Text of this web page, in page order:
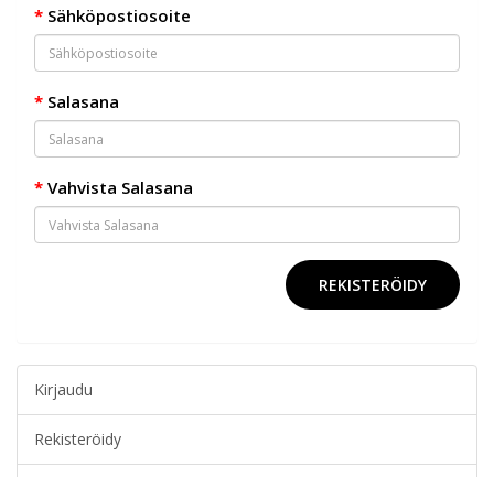
Sähköpostiosoite
Salasana
Vahvista Salasana
Kirjaudu
Rekisteröidy